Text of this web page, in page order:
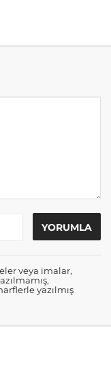
veya imalar,
yazılmış